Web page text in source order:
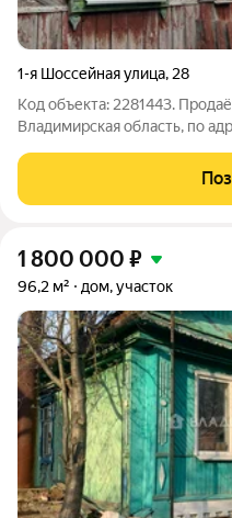
1-я Шоссейная улица, 28
Код объекта: 2281443.
Владимирская область, по
но при этом не хочет быть
участке есть все
1 800 000 ₽
96,2 м² дом, участок